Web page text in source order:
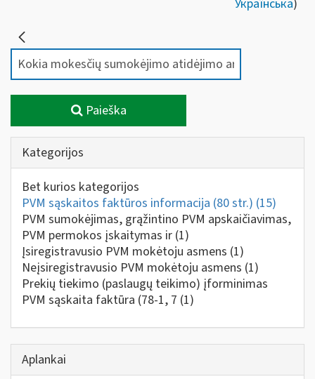
Українська)
Paieška
Kategorijos
Bet kurios kategorijos
PVM sąskaitos faktūros informacija (80 str.) (15)
PVM sumokėjimas, grąžintino PVM apskaičiavimas,
PVM permokos įskaitymas ir (1)
Įsiregistravusio PVM mokėtoju asmens (1)
Neįsiregistravusio PVM mokėtoju asmens (1)
Prekių tiekimo (paslaugų teikimo) įforminimas
PVM sąskaita faktūra (78-1, 7 (1)
Aplankai